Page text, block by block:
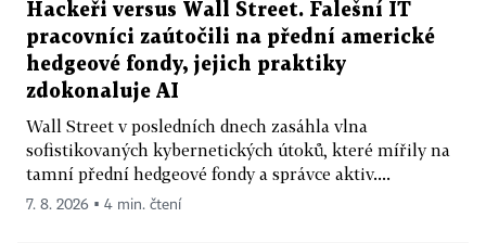
Hackeři versus Wall Street. Falešní IT
pracovníci zaútočili na přední americké
hedgeové fondy, jejich praktiky
zdokonaluje AI
Wall Street v posledních dnech zasáhla vlna
sofistikovaných kybernetických útoků, které mířily na
tamní přední hedgeové fondy a správce aktiv....
7. 8. 2026 ▪ 4 min. čtení